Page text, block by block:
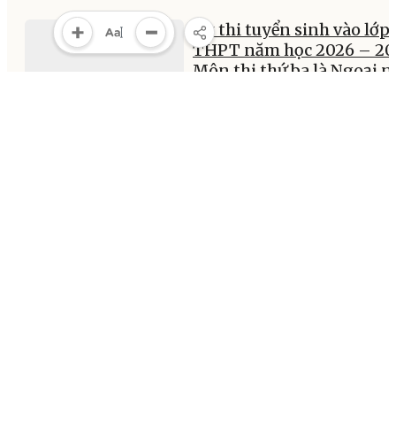
Kỳ thi tuyển sinh vào lớp
THPT năm học 2026 –
Môn thi thứ ba là Ngoại